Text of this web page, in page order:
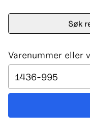
2005 ATV 500
2005 ATV 500i
2005 DVX 400
2006 250 Utility
2006 400 Street
2006 400 3in1
2006 400 dvx
2006 500 4x4A
Søk
Varenummer eller